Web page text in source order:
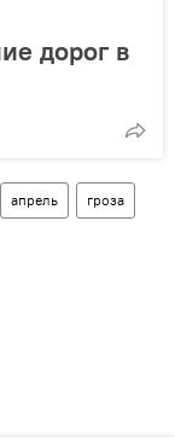
дорог в
апрель гроза